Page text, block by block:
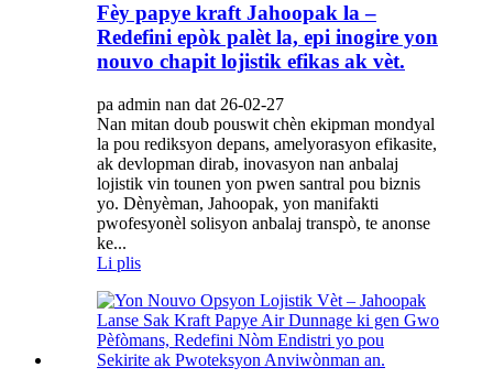
Fèy papye kraft Jahoopak la –
Redefini epòk palèt la, epi inogire yon
nouvo chapit lojistik efikas ak vèt.
pa admin nan dat 26-02-27
Nan mitan doub pouswit chèn ekipman mondyal
la pou rediksyon depans, amelyorasyon efikasite,
ak devlopman dirab, inovasyon nan anbalaj
lojistik vin tounen yon pwen santral pou biznis
yo. Dènyèman, Jahoopak, yon manifakti
pwofesyonèl solisyon anbalaj transpò, te anonse
ke...
Li plis